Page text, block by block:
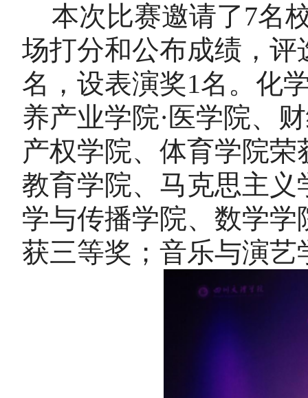
本次比赛邀请了7名
场打分和公布成绩，评
名，设表演奖1名。化
养产业学院·医学院、
产权学院、 体育学院荣
教育学院、马克思主义
学与传播学院、数学
获三等奖；音乐与演艺